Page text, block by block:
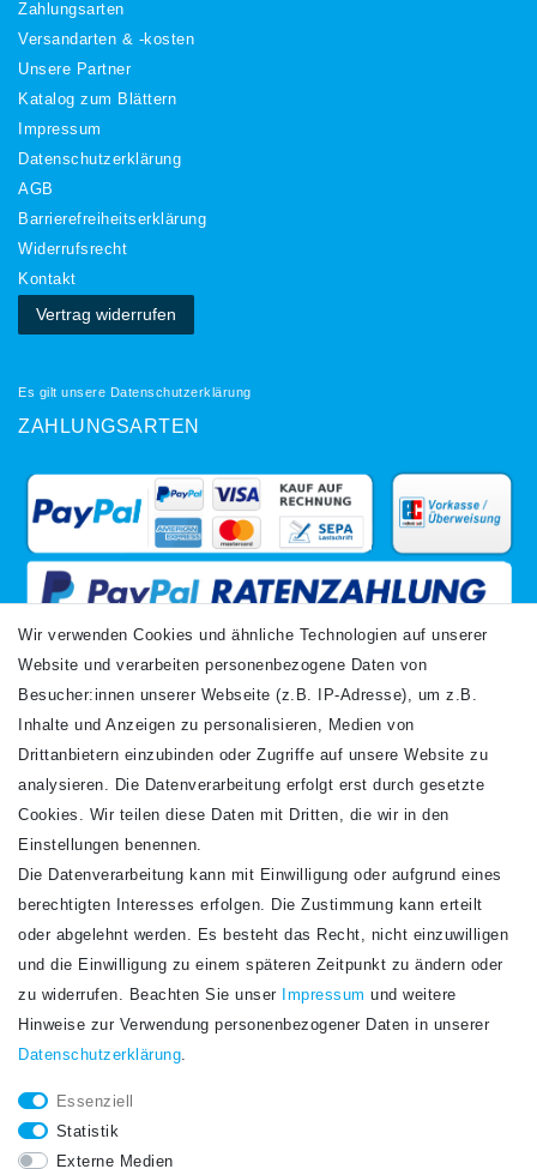
Zahlungsarten
Versandarten & -kosten
Unsere Partner
Katalog zum Blättern
Impressum
Daten­schutz­erklärung
AGB
Barrierefreiheitserklärung
Widerrufs­recht
Kontakt
Vertrag widerrufen
Es gilt unsere Datenschutzerklärung
ZAHLUNGSARTEN
VERSANDARTEN
Newsletter
Honig
Hiermit bestätige ich, dass ich dieDaten­schutz­erklärunggelesen habe. Meine
STAY CONNECTED.
Wir verwenden Cookies und ähnliche Technologien auf unserer
Website und verarbeiten personenbezogene Daten von
Besucher:innen unserer Webseite (z.B. IP-Adresse), um z.B.
Inhalte und Anzeigen zu personalisieren, Medien von
Drittanbietern einzubinden oder Zugriffe auf unsere Website zu
analysieren. Die Datenverarbeitung erfolgt erst durch gesetzte
Cookies. Wir teilen diese Daten mit Dritten, die wir in den
Einstellungen benennen.
Die Datenverarbeitung kann mit Einwilligung oder aufgrund eines
berechtigten Interesses erfolgen. Die Zustimmung kann erteilt
oder abgelehnt werden. Es besteht das Recht, nicht einzuwilligen
und die Einwilligung zu einem späteren Zeitpunkt zu ändern oder
zu widerrufen. Beachten Sie unser
Impressum und weitere
Hinweise zur Verwendung personenbezogener Daten in unserer
Daten­schutz­erklärung.
Essenziell
Statistik
Externe Medien